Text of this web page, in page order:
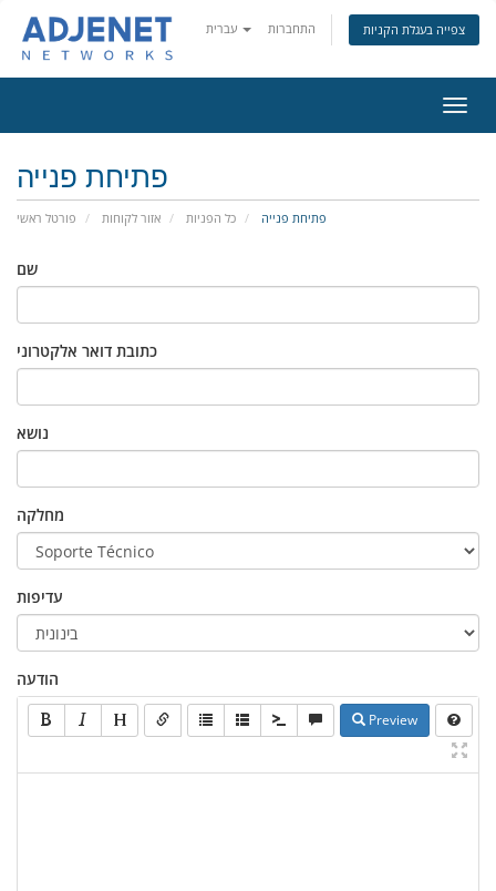
התחברות צפייה בעגלת הקניות
ניווט
פתיחת פנייה
פורטל ראשי אזור לקוחות כל הפניות פתיחת פנייה
שם
כתובת דואר אלקטרוני
נושא
מחלקה
עדיפות
הודעה
Preview